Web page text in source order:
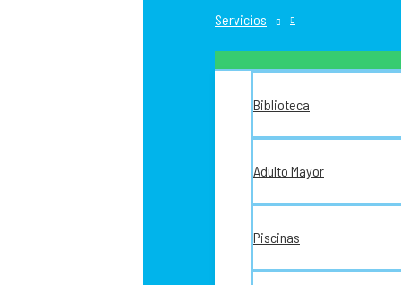
Servicios
Biblioteca
Adulto Mayor
Piscinas